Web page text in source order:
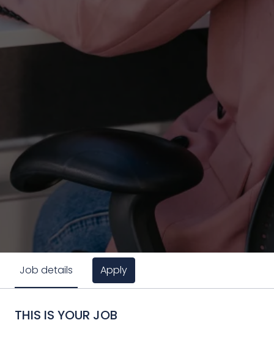
Job details Apply
THIS IS YOUR JOB